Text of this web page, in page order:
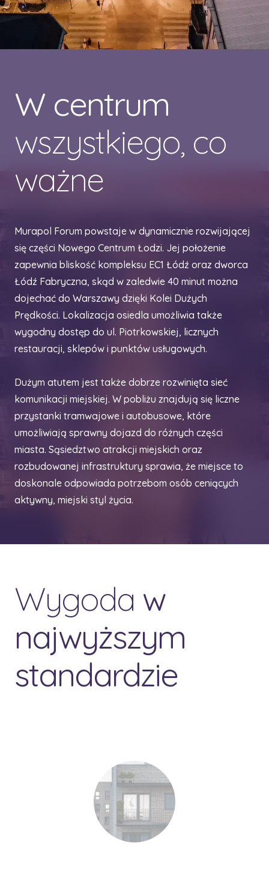
W centrum
wszystkiego, co
ważne
Murapol Forum powstaje w dynamicznie rozwijającej
się części Nowego Centrum Łodzi. Jej położenie
zapewnia bliskość kompleksu EC1 Łódź oraz dworca
Łódź Fabryczna, skąd w zaledwie 40 minut można
dojechać do Warszawy dzięki Kolei Dużych
Prędkości. Lokalizacja osiedla umożliwia także
wygodny dostęp do ul. Piotrkowskiej, licznych
restauracji, sklepów i punktów usługowych.
Dużym atutem jest także dobrze rozwinięta sieć
komunikacji miejskiej. W pobliżu znajdują się liczne
przystanki tramwajowe i autobusowe, które
umożliwiają sprawny dojazd do różnych części
miasta. Sąsiedztwo atrakcji miejskich oraz
rozbudowanej infrastruktury sprawia, że miejsce to
doskonale odpowiada potrzebom osób ceniących
aktywny, miejski styl życia.
Wygoda w
najwyższym
standardzie